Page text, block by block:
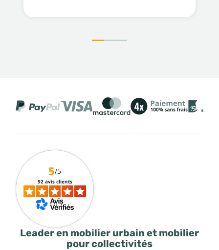
Leader en mobilier urbain et mobilier
pour collectivités
5/5
92 avis clients